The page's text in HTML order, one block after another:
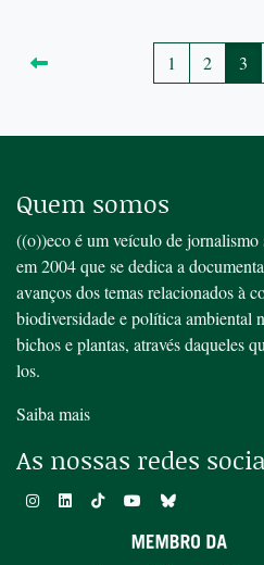
1 2 3
Quem somos
((o))eco é um veículo de
em 2004 que se dedica a
avanços dos temas relacionados à
biodiversidade e política ambiental
bichos e plantas, através daqueles
los.
Saiba mais
As nossas redes